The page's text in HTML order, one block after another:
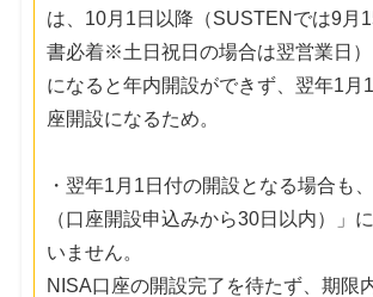
は、10月1日以降（SUSTENでは9月
書必着※土日祝日の場合は翌営業日）
になると年内開設ができず、翌年1月
座開設になるため。
・翌年1月1日付の開設となる場合も
（口座開設申込みから30日以内）」
いません。
NISA口座の開設完了を待たず、期限